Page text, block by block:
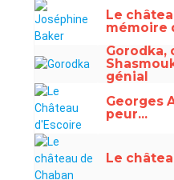
Le
mémoire
Gorodka,
génial
Georges
peur...
Le